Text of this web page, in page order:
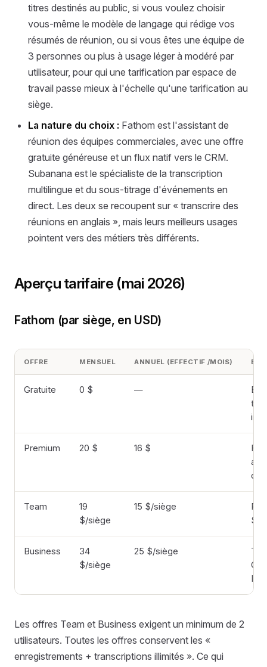
titres destinés au public, si vous voulez choisir
vous-même le modèle de langage qui rédige vos
résumés de réunion, ou si vous êtes une équipe de
3 personnes ou plus à usage léger à modéré par
utilisateur, pour qui une tarification par espace de
travail passe mieux à l'échelle qu'une tarification au
siège.
La nature du choix : Fathom est l'assistant de
réunion des équipes commerciales, avec une offre
gratuite généreuse et un flux natif vers le CRM.
Subanana est le spécialiste de la transcription
multilingue et du sous-titrage d'événements en
direct. Les deux se recoupent sur « transcrire des
réunions en anglais », mais leurs meilleurs usages
pointent vers des métiers très différents.
Aperçu tarifaire (mai 2026)
Fathom (par siège, en USD)
OFFRE MENSUEL ANNUEL (EFFECTIF /MOIS)
Gratuite 0 $ —
Premium 20 $ 16 $
de
Team
19
$/siège
15 $/siège
Business
34
$/siège
25 $/siège
Les offres Team et Business exigent un minimum de 2
utilisateurs. Toutes les offres conservent les «
enregistrements + transcriptions illimités ». Ce qui